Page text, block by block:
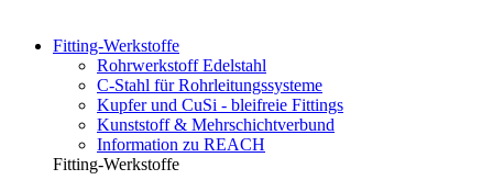
Fitting-Werkstoffe
Rohrwerkstoff Edelstahl
C-Stahl für Rohrleitungssysteme
Kupfer und CuSi - bleifreie Fittings
Kunststoff & Mehrschichtverbund
Information zu REACH
Fitting-Werkstoffe